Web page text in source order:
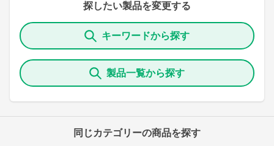
探したい製品を変更する
キーワードから探す
製品一覧から探す
同じカテゴリーの商品を探す